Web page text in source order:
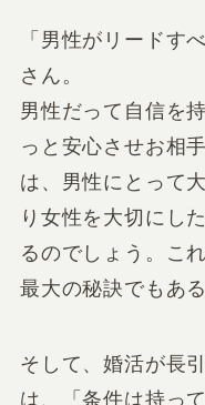
「男性がリードす
さん。
男性だって自信を
っと安心させお相
は、男性にとって
り女性を大切にし
るのでしょう。こ
最大の秘訣でもあ
そして、婚活が長
は、「条件は持っ